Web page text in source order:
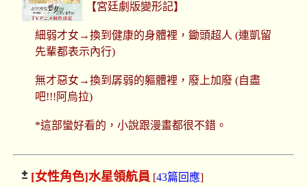
【宮廷劇版變形記】
細弱才女→換到健康的身體裡，鋤頭超人 (連凱留
先輩都表示內行)
無才惡女→換到孱弱的軀體裡，廢上加廢 (自盡
吧!!!阿烏拉)
*這部蠻好看的，小說跟漫畫都很不錯。
[女性角色]水星領航員 [43篇回應]